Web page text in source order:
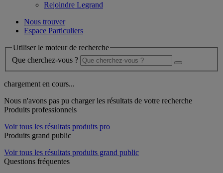
Rejoindre Legrand
Nous trouver
Espace Particuliers
Utiliser le moteur de recherche
Que cherchez-vous ?
chargement en cours...
Nous n'avons pas pu charger les résultats de votre recherche
Produits professionnels
Voir tous les résultats produits pro
Produits grand public
Voir tous les résultats produits grand public
Questions fréquentes